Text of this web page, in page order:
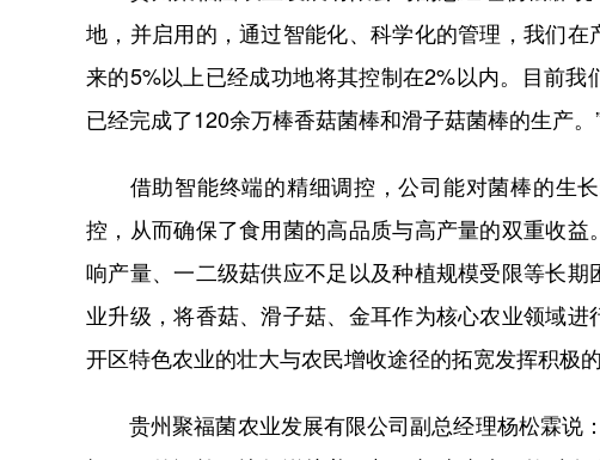
地，并启用的，通过智能化、科学化的管理，我们
来的5%以上已经成功地将其控制在2%以内。目前
已经完成了120余万棒香菇菌棒和滑子菇菌棒的生产。
借助智能终端的精细调控，公司能对菌棒的生
控，从而确保了食用菌的高品质与高产量的双重收
响产量、一二级菇供应不足以及种植规模受限等长
业升级，将香菇、滑子菇、金耳作为核心农业领域
开区特色农业的壮大与农民增收途径的拓宽发挥积极
贵州聚福菌农业发展有限公司副总经理杨松霖说